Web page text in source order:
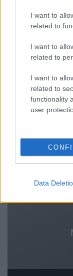
I want to
related to
I want to
related to
I want to
related to
functionality
user
Data